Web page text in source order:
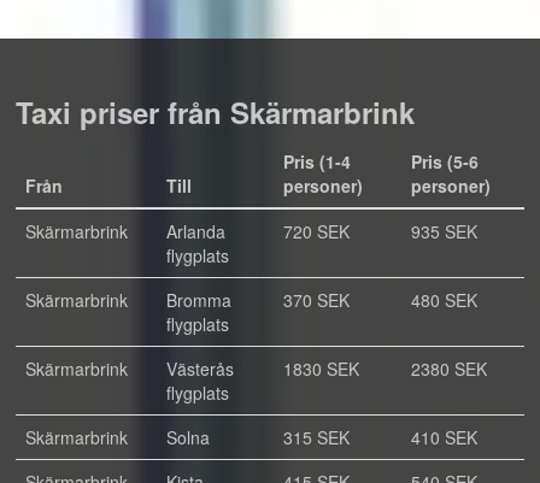
Taxi priser från Skärmarbrink
Från Till
Pris (1-4
personer)
Pris (5-6
personer)
Skärmarbrink
Arlanda
flygplats
720 SEK 935 SEK
Skärmarbrink
Bromma
flygplats
370 SEK 480 SEK
Skärmarbrink
Västerås
flygplats
1830 SEK 2380 SEK
Skärmarbrink Solna 315 SEK
410 SEK